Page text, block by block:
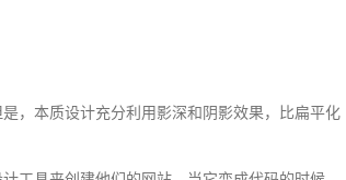
，本质设计充分利用影深和阴影效果，比扁平化